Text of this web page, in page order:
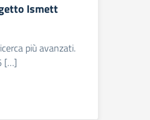
Ismett
più avanzati.
[…]